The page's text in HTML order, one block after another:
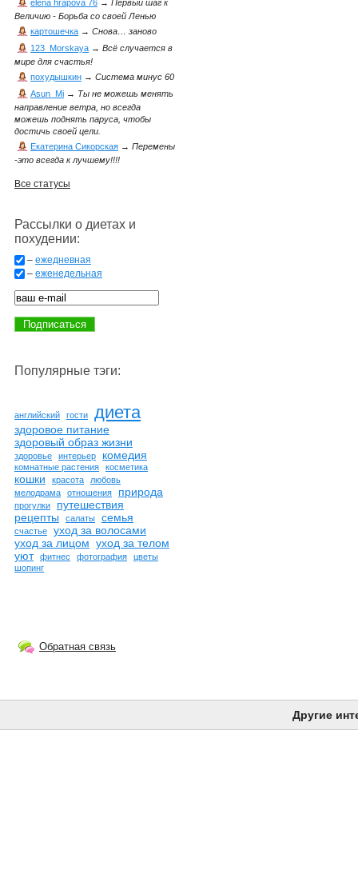
elena hrapova 76 → Первый шаг к
Величию - Борьба со своей Ленью
картошечка → Снова… заново
123_Morskaya → Всё случается в
мире для счастья!
похудышкин → Система минус 60
Asun_Mi → Ты не можешь менять
направление ветра, но всегда
можешь поднять паруса, чтобы
достичь своей цели.
Екатерина Сикорская → Перемены
-это всегда к лучшему!!!!
Все статусы
Рассылки о диетах и
похудении:
– ежедневная
– еженедельная
Популярные тэги:
английский гости диета
здоровое питание
здоровый образ жизни
здоровье интерьер комедия
комнатные растения косметика
кошки красота
любовь
мелодрама
отношения природа
прогулки
путешествия
рецепты
салаты семья
счастье
уход за волосами
уход за лицом уход за телом
уют
фитнес фотография
цветы
шопинг
Обратная связь
Другие